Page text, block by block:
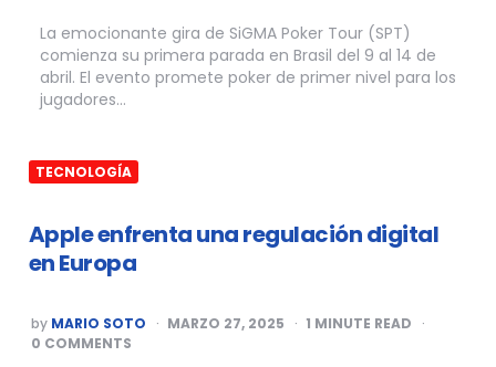
La emocionante gira de SiGMA Poker Tour (SPT)
comienza su primera parada en Brasil del 9 al 14 de
abril. El evento promete poker de primer nivel para los
jugadores…
TECNOLOGÍA
Apple enfrenta una regulación digital
en Europa
POSTED
BY
by MARIO SOTO MARZO 27, 2025 1 MINUTE READ
0 COMMENTS